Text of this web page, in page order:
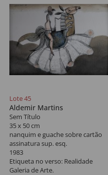
Lote 45
Aldemir Martins
Sem Título
35 x 50 cm
nanquim e guache sobre cartão
assinatura sup. esq.
1983
Etiqueta no verso: Realidade
Galeria de Arte.